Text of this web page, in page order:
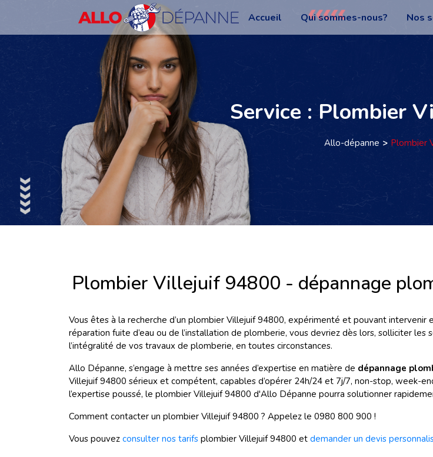
Accueil Qui sommes-nous? Nos
Service : Plombier
Allo-dépanne Plombier
Plombier Villejuif 94800 - dépannage
Vous êtes à la recherche d’un plombier Villejuif 94800, expérimenté et pouvant intervenir
réparation fuite d’eau ou de l’installation de plomberie, vous devriez dès lors, solliciter
l’intégralité de vos travaux de plomberie, en toutes circonstances.
Allo Dépanne, s’engage à mettre ses années d’expertise en matière de dépannage
Villejuif 94800 sérieux et compétent, capables d’opérer 24h/24 et 7j/7, non-stop, week-
l’expertise poussé, le plombier Villejuif 94800 d'Allo Dépanne pourra solutionner
Comment contacter un plombier Villejuif 94800 ? Appelez le 0980 800 900 !
Vous pouvez consulter nos tarifs plombier Villejuif 94800 et demander un devis